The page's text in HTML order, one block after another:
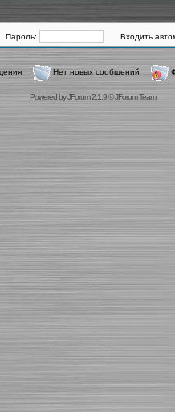
Входить
Нет новых сообщений
Powered byJForum 2.1.9©JForum Team